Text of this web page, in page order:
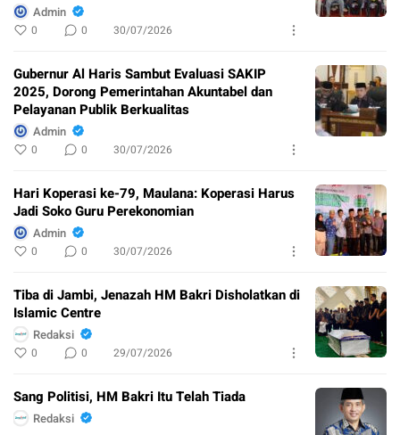
Admin
0 0 30/07/2026
Gubernur Al Haris Sambut Evaluasi SAKIP
2025, Dorong Pemerintahan Akuntabel dan
Pelayanan Publik Berkualitas
Admin
0 0 30/07/2026
Hari Koperasi ke-79, Maulana: Koperasi Harus
Jadi Soko Guru Perekonomian
Admin
0 0 30/07/2026
Tiba di Jambi, Jenazah HM Bakri Disholatkan di
Islamic Centre
Redaksi
0 0 29/07/2026
Sang Politisi, HM Bakri Itu Telah Tiada
Redaksi